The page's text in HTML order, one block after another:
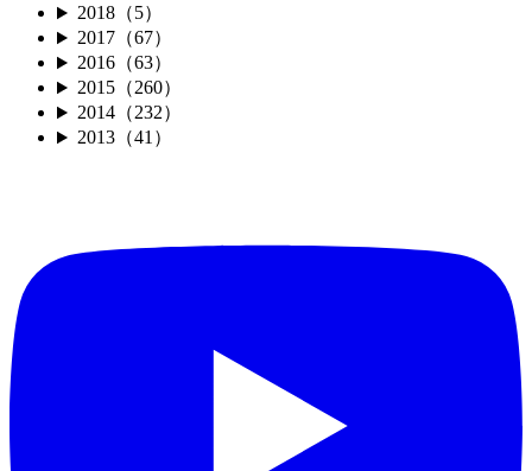
2018（5）
2017（67）
2016（63）
2015（260）
2014（232）
2013（41）